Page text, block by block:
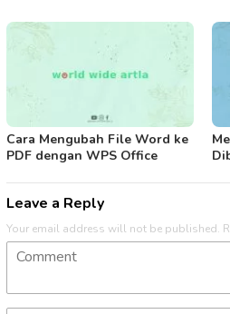
Cara Mengubah File Word ke
PDF dengan WPS Office
Leave a Reply
Your email address will not be published.